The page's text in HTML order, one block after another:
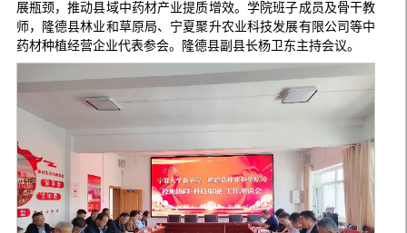
展瓶颈，推动县域中药材产业提质增效。学院班子成员及骨干教
师，隆德县林业和草原局、宁夏聚升农业科技发展有限公司等中
药材种植经营企业代表参会。隆德县副县长杨卫东主持会议。